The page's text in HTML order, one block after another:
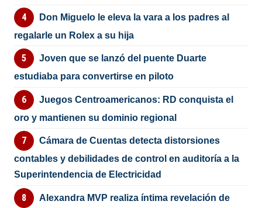
Don Miguelo le eleva la vara a los padres al
regalarle un Rolex a su hija
Joven que se lanzó del puente Duarte
estudiaba para convertirse en piloto
Juegos Centroamericanos: RD conquista el
oro y mantienen su dominio regional
Cámara de Cuentas detecta distorsiones
contables y debilidades de control en auditoría a la
Superintendencia de Electricidad
Alexandra MVP realiza íntima revelación de